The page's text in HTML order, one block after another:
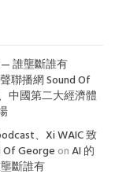
誰壟斷誰有
聯播網 Sound Of
中國第二大經濟體
、Xi WAIC 致
Of GeorgeonAI 的
斷誰有